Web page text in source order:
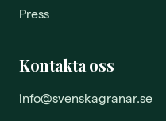
Press
Kontakta oss
info@svenskagranar.se